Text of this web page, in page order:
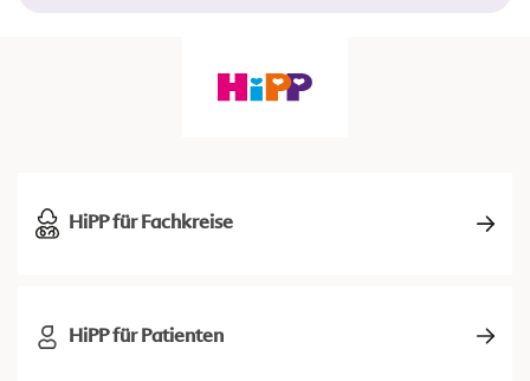
HiPP für Fachkreise
HiPP für Patienten